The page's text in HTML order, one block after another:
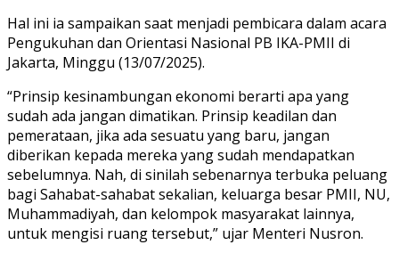
Hal ini ia sampaikan saat menjadi pembicara dalam acara
Pengukuhan dan Orientasi Nasional PB IKA-PMII di
Jakarta, Minggu (13/07/2025).
“Prinsip kesinambungan ekonomi berarti apa yang
sudah ada jangan dimatikan. Prinsip keadilan dan
pemerataan, jika ada sesuatu yang baru, jangan
diberikan kepada mereka yang sudah mendapatkan
sebelumnya. Nah, di sinilah sebenarnya terbuka peluang
bagi Sahabat-sahabat sekalian, keluarga besar PMII, NU,
Muhammadiyah, dan kelompok masyarakat lainnya,
untuk mengisi ruang tersebut,” ujar Menteri Nusron.